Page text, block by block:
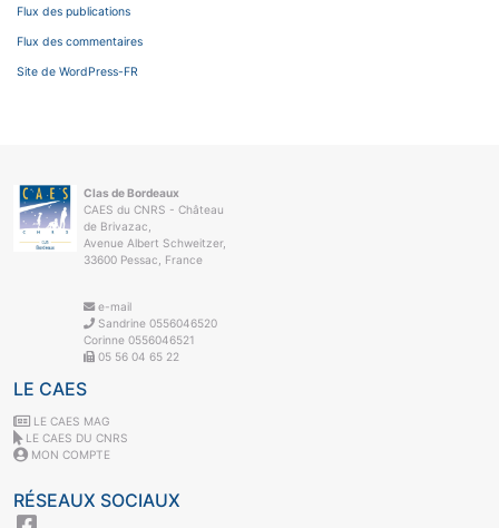
Flux des publications
Flux des commentaires
Site de WordPress-FR
Clas de Bordeaux
CAES du CNRS - Château
de Brivazac,
Avenue Albert Schweitzer,
33600 Pessac, France
e-mail
Sandrine 0556046520
Corinne 0556046521
05 56 04 65 22
LE CAES
LE CAES MAG
LE CAES DU CNRS
MON COMPTE
RÉSEAUX SOCIAUX